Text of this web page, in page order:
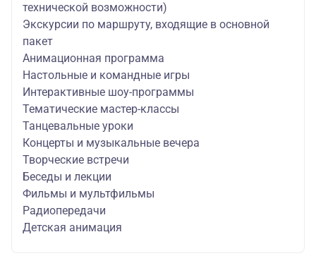
технической возможности)
Экскурсии по маршруту, входящие в основной
пакет
Анимационная программа
Настольные и командные игры
Интерактивные шоу-программы
Тематические мастер-классы
Танцевальные уроки
Концерты и музыкальные вечера
Творческие встречи
Беседы и лекции
Фильмы и мультфильмы
Радиопередачи
Детская анимация